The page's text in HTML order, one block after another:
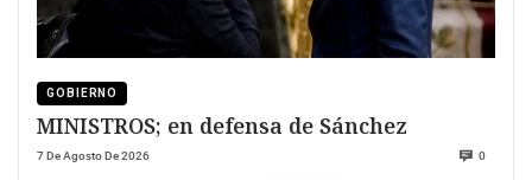
GOBIERNO
MINISTROS; en defensa de Sánchez
7 De Agosto De 2026 0